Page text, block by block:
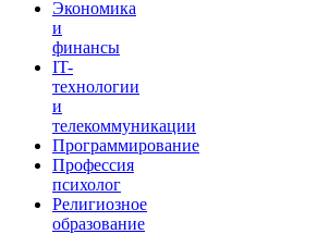
Экономика
и
финансы
IT-
технологии
и
телекоммуникации
Программирование
Профессия
психолог
Религиозное
образование